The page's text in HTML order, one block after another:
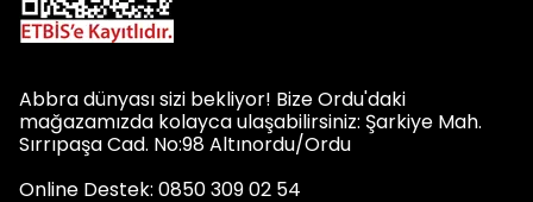
Abbra dünyası sizi bekliyor! Bize Ordu'daki
mağazamızda kolayca ulaşabilirsiniz: Şarkiye Mah.
Sırrıpaşa Cad. No:98 Altınordu/Ordu
Online Destek: 0850 309 02 54